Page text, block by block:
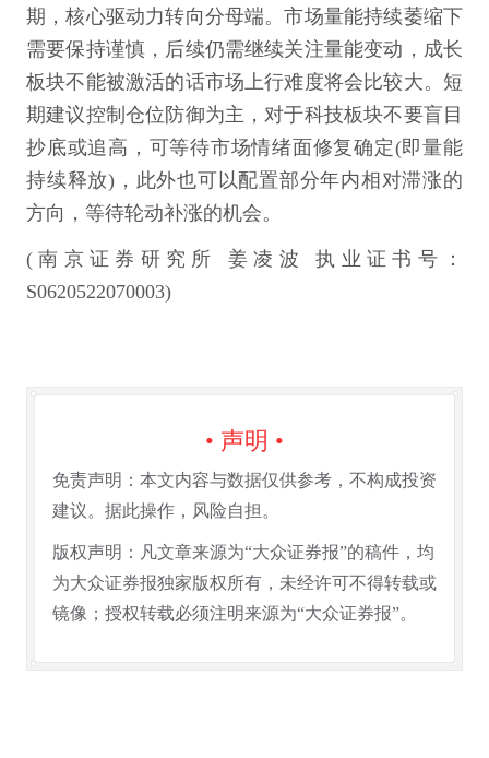
期，核心驱动力转向分母端。市场量能持续萎缩下
需要保持谨慎，后续仍需继续关注量能变动，成长
板块不能被激活的话市场上行难度将会比较大。短
期建议控制仓位防御为主，对于科技板块不要盲目
抄底或追高，可等待市场情绪面修复确定(即量能
持续释放)，此外也可以配置部分年内相对滞涨的
方向，等待轮动补涨的机会。
(南京证券研究所 姜凌波 执业证书号：
S0620522070003)
• 声明 •
免责声明：本文内容与数据仅供参考，不构成投资
建议。据此操作，风险自担。
版权声明：凡文章来源为“大众证券报”的稿件，均
为大众证券报独家版权所有，未经许可不得转载或
镜像；授权转载必须注明来源为“大众证券报”。